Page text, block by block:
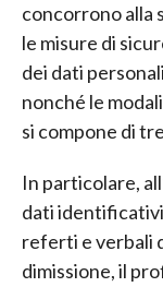
concorrono alla
le misure di
dei dati
nonché le
si compone di
In particolare,
dati
referti e verbali
dimissione, il